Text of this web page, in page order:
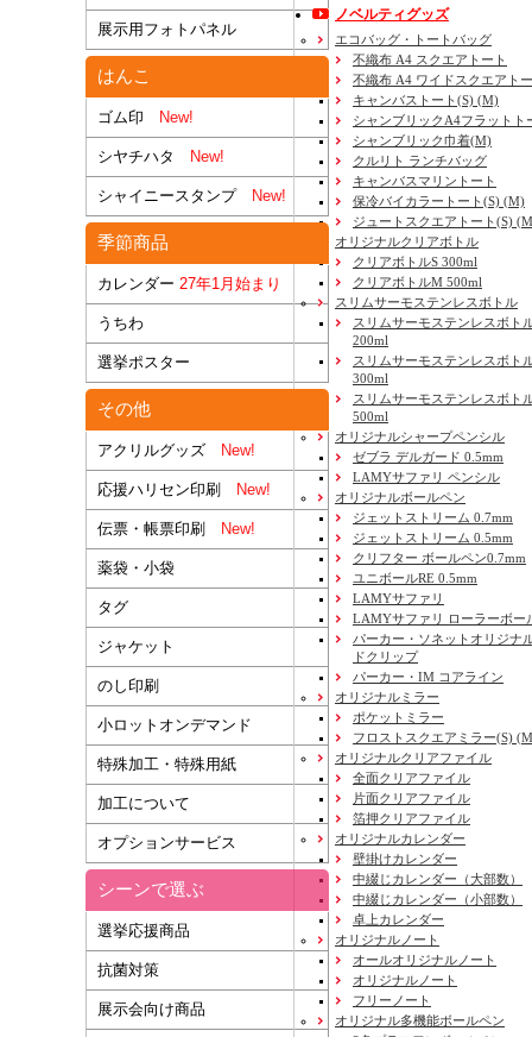
展示用フォトパネル
はんこ
ゴム印 New!
シヤチハタ New!
シャイニースタンプNew!
季節商品
カレンダー 27年1月始まり
うちわ
選挙ポスター
その他
アクリルグッズ New!
応援ハリセン印刷 New!
伝票・帳票印刷 New!
薬袋・小袋
タグ
ジャケット
のし印刷
小ロットオンデマンド
特殊加工・特殊用紙
加工について
オプションサービス
シーンで選ぶ
選挙応援商品
抗菌対策
展示会向け商品
ノベルティグッズ
エコバッグ・トートバッグ
不織布 A4 スクエアトート
不織布 A4 ワイドスクエアト
キャンバストート(S) (M)
シャンブリックA4フラットト
シャンブリック巾着(M)
クルリト ランチバッグ
キャンバスマリントート
保冷バイカラートート(S) (M)
ジュートスクエアトート(S)
オリジナルクリアボトル
クリアボトルS 300ml
クリアボトルM 500ml
スリムサーモステンレスボトル
スリムサーモステンレスボト
200ml
スリムサーモステンレスボト
300ml
スリムサーモステンレスボト
500ml
オリジナルシャープペンシル
ゼブラ デルガード 0.5mm
LAMYサファリ ペンシル
オリジナルボールペン
ジェットストリーム 0.7mm
ジェットストリーム 0.5mm
クリフター ボールペン0.7mm
ユニボールRE 0.5mm
LAMYサファリ
LAMYサファリ ローラーボー
パーカー・ソネットオリジナ
ドクリップ
パーカー・IM コアライン
オリジナルミラー
ポケットミラー
フロストスクエアミラー(S)
オリジナルクリアファイル
全面クリアファイル
片面クリアファイル
箔押クリアファイル
オリジナルカレンダー
壁掛けカレンダー
中綴じカレンダー（大部数）
中綴じカレンダー（小部数）
卓上カレンダー
オリジナルノート
オールオリジナルノート
オリジナルノート
フリーノート
オリジナル多機能ボールペン